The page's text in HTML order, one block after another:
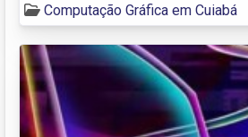
Computação Gráfica em Cuiabá